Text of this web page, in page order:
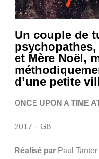
Un couple de
et Mère Noël,
d’une petite
ONCE UPON A TIME
2017 – GB
Réalisé par Paul Tanter